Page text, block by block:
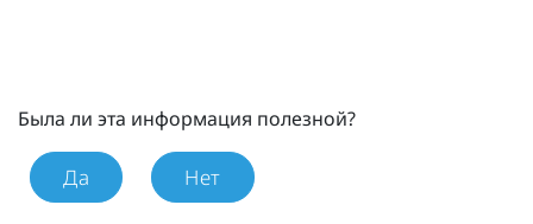
Была ли эта информация полезной?
Да Нет